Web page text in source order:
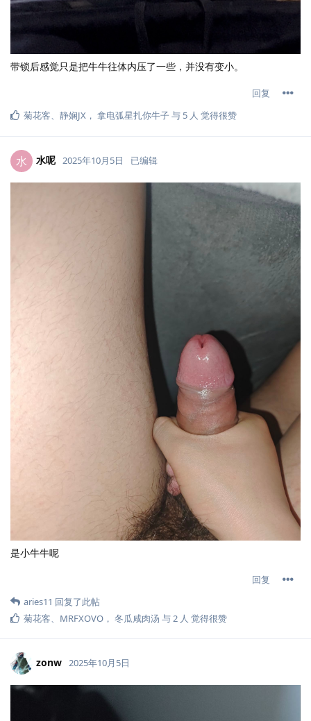
带锁后感觉只是把牛牛往体内压了一些，并没有变小。
回复
菊花客、 静娴JX ， 拿电弧星扎你牛子与 5 人 觉得很赞
水 水呢 2025年10月5日 已编辑
是小牛牛呢
回复
aries11 回复了此帖
菊花客、 MRFXOVO ， 冬瓜咸肉汤 与2 人 觉得很赞
zonw 2025年10月5日